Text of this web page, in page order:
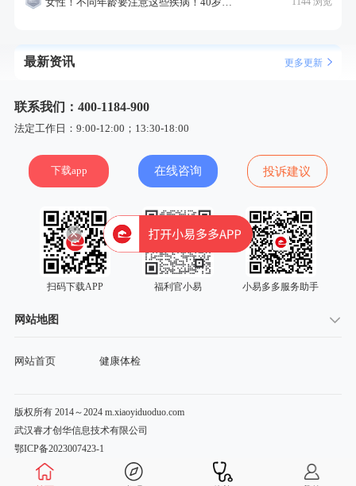
最新资讯 更多更新
联系我们：400-1184-900
法定工作日：9:00-12:00；13:30-18:00
下载app 在线咨询 投诉建议
扫码下载APP 福利官小易 小易多多服务助手
网站地图
网站首页 健康体检
版权所有 2014～2024 m.xiaoyiduoduo.com
武汉睿才创华信息技术有限公司
鄂ICP备2023007423-1